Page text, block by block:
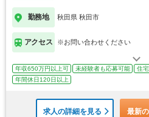
勤務地 秋田県 秋田市
アクセス ※お問い合わせください
年収650万円以上可 未経験者も応募可能 住
年間休日120日以上
求人の詳細を見る 最新